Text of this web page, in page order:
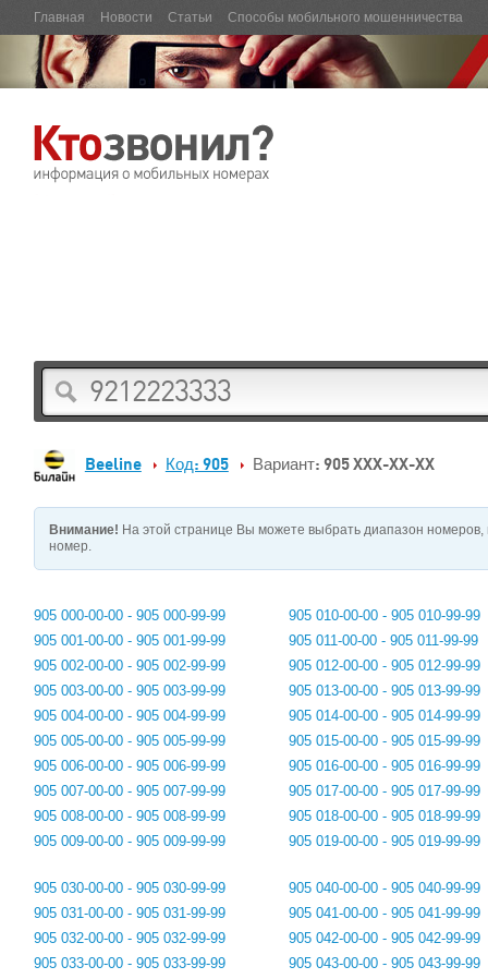
Главная Новости Статьи Способы мобильного мошенничества
Beeline Код: 905 Вариант: 905 XXX-XX-XX
Внимание! На этой странице Вы можете выбрать диапазон
номер.
905 000-00-00 - 905 000-99-99
905 001-00-00 - 905 001-99-99
905 002-00-00 - 905 002-99-99
905 003-00-00 - 905 003-99-99
905 004-00-00 - 905 004-99-99
905 005-00-00 - 905 005-99-99
905 006-00-00 - 905 006-99-99
905 007-00-00 - 905 007-99-99
905 008-00-00 - 905 008-99-99
905 009-00-00 - 905 009-99-99
905 010-00-00 - 905 010-99-99
905 011-00-00 - 905 011-99-99
905 012-00-00 - 905 012-99-99
905 013-00-00 - 905 013-99-99
905 014-00-00 - 905 014-99-99
905 015-00-00 - 905 015-99-99
905 016-00-00 - 905 016-99-99
905 017-00-00 - 905 017-99-99
905 018-00-00 - 905 018-99-99
905 019-00-00 - 905 019-99-99
905 030-00-00 - 905 030-99-99
905 031-00-00 - 905 031-99-99
905 032-00-00 - 905 032-99-99
905 033-00-00 - 905 033-99-99
905 040-00-00 - 905 040-99-99
905 041-00-00 - 905 041-99-99
905 042-00-00 - 905 042-99-99
905 043-00-00 - 905 043-99-99